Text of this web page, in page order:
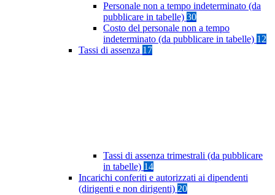
Personale non a tempo indeterminato (da
pubblicare in tabelle) 30
Costo del personale non a tempo
indeterminato (da pubblicare in tabelle) 12
Tassi di assenza 17
Tassi di assenza trimestrali (da pubblicare
in tabelle) 14
Incarichi conferiti e autorizzati ai dipendenti
(dirigenti e non dirigenti) 20